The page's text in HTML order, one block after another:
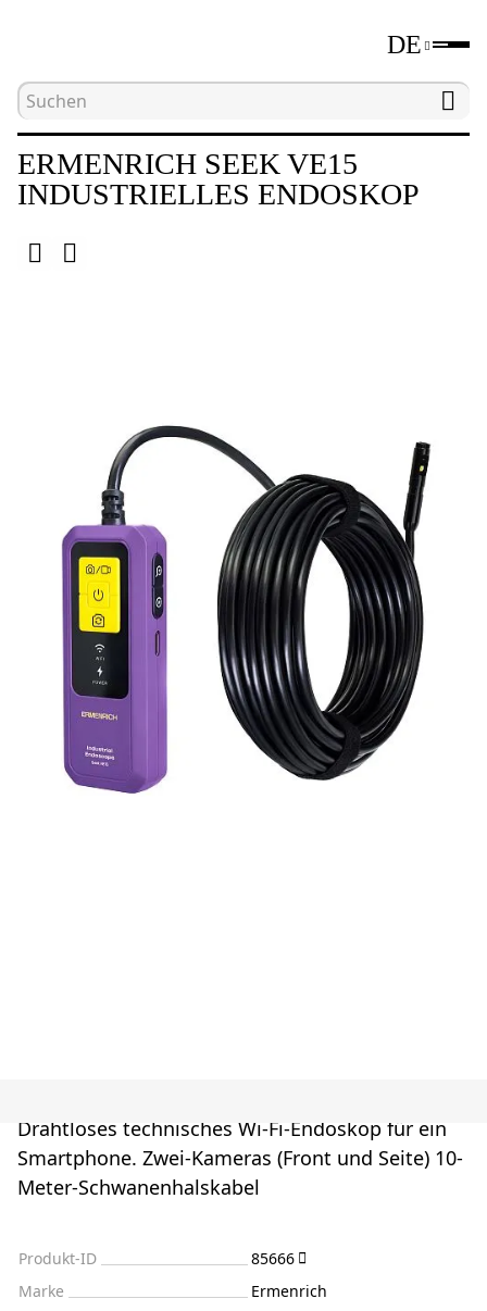
DE
Hauptseite
ERMENRICH SEEK VE15
INDUSTRIELLES ENDOSKOP
Drahtloses technisches Wi-Fi-Endoskop für ein
Smartphone. Zwei-Kameras (Front und Seite) 10-
Meter-Schwanenhalskabel
Produkt-ID
85666
Marke
Ermenrich